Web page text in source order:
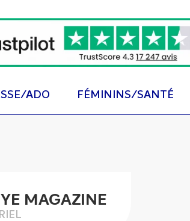
ADO FÉMININS/SANTÉ
MAGAZINE